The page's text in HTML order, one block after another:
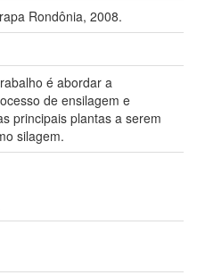
Rondônia, 2008.
é abordar a
de ensilagem e
principais plantas a serem
silagem.